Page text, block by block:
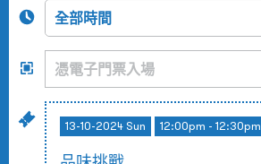
13-10-2024 Sun 12:00pm - 12:30pm